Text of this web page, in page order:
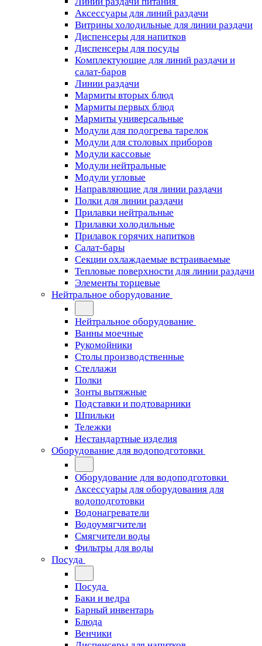
Аксессуары для линий раздачи
Витрины холодильные для линии раздачи
Диспенсеры для напитков
Диспенсеры для посуды
Комплектующие для линий раздачи и
салат-баров
Линии раздачи
Мармиты вторых блюд
Мармиты первых блюд
Мармиты универсальные
Модули для подогрева тарелок
Модули для столовых приборов
Модули кассовые
Модули нейтральные
Модули угловые
Направляющие для линии раздачи
Полки для линии раздачи
Прилавки нейтральные
Прилавки холодильные
Прилавок горячих напитков
Салат-бары
Секции охлаждаемые встраиваемые
Тепловые поверхности для линии раздачи
Элементы торцевые
Нейтральное оборудование
Нейтральное оборудование
Ванны моечные
Рукомойники
Столы производственные
Стеллажи
Полки
Зонты вытяжные
Подставки и подтоварники
Шпильки
Тележки
Нестандартные изделия
Оборудование для водоподготовки
Оборудование для водоподготовки
Аксессуары для оборудования для
водоподготовки
Водонагреватели
Водоумягчители
Смягчители воды
Фильтры для воды
Посуда
Посуда
Баки и ведра
Барный инвентарь
Блюда
Венчики